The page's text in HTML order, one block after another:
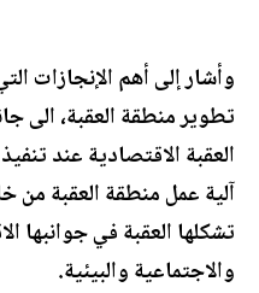
وأشار إلى أهم
تطوير منطقة العقبة، الى
العقبة الاقتصادية عند
آلية عمل منطقة العقبة من
تشكلها العقبة في جوانبها
والاجتماعية والبيئية.